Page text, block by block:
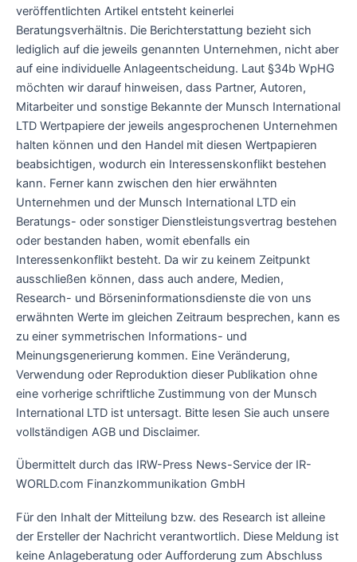
veröffentlichten Artikel entsteht keinerlei
Beratungsverhältnis. Die Berichterstattung bezieht sich
lediglich auf die jeweils genannten Unternehmen, nicht aber
auf eine individuelle Anlageentscheidung. Laut §34b WpHG
möchten wir darauf hinweisen, dass Partner, Autoren,
Mitarbeiter und sonstige Bekannte der Munsch International
LTD Wertpapiere der jeweils angesprochenen Unternehmen
halten können und den Handel mit diesen Wertpapieren
beabsichtigen, wodurch ein Interessenskonflikt bestehen
kann. Ferner kann zwischen den hier erwähnten
Unternehmen und der Munsch International LTD ein
Beratungs- oder sonstiger Dienstleistungsvertrag bestehen
oder bestanden haben, womit ebenfalls ein
Interessenkonflikt besteht. Da wir zu keinem Zeitpunkt
ausschließen können, dass auch andere, Medien,
Research- und Börseninformationsdienste die von uns
erwähnten Werte im gleichen Zeitraum besprechen, kann es
zu einer symmetrischen Informations- und
Meinungsgenerierung kommen. Eine Veränderung,
Verwendung oder Reproduktion dieser Publikation ohne
eine vorherige schriftliche Zustimmung von der Munsch
International LTD ist untersagt. Bitte lesen Sie auch unsere
vollständigen AGB und Disclaimer.
Übermittelt durch das IRW-Press News-Service der IR-
WORLD.com Finanzkommunikation GmbH
Für den Inhalt der Mitteilung bzw. des Research ist alleine
der Ersteller der Nachricht verantwortlich. Diese Meldung ist
keine Anlageberatung oder Aufforderung zum Abschluss